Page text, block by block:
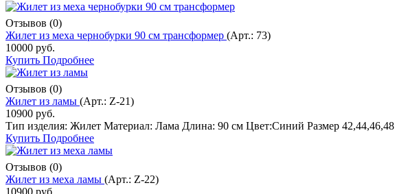
Отзывов (0)
Жилет из меха чернобурки 90 см трансформер (Арт.: 73)
10000 руб.
Купить Подробнее
Отзывов (0)
Жилет из ламы (Арт.: Z-21)
10900 руб.
Тип изделия: Жилет Материал: Лама Длина: 90 см Цвет:Синий Размер 42,44,46,48
Купить Подробнее
Отзывов (0)
Жилет из меха ламы (Арт.: Z-22)
10900 руб.